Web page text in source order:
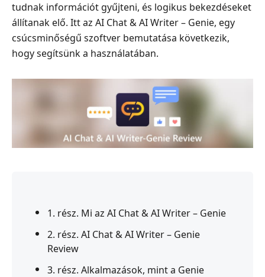
tudnak információt gyűjteni, és logikus bekezdéseket
állítanak elő. Itt az AI Chat & AI Writer – Genie, egy
csúcsminőségű szoftver bemutatása következik,
hogy segítsünk a használatában.
1. rész. Mi az AI Chat & AI Writer – Genie
2. rész. AI Chat & AI Writer – Genie
Review
3. rész. Alkalmazások, mint a Genie